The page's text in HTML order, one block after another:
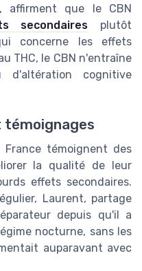
affirment que le CBN
secondaires plutôt
concerne les effets
THC, le CBN n'entraîne
d'altération cognitive
témoignent des
la qualité de leur
effets secondaires.
Laurent, partage
depuis qu'il a
nocturne, sans les
auparavant avec